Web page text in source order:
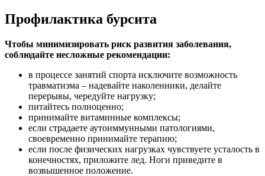
Профилактика бурсита
Чтобы минимизировать риск развития заболевания,
соблюдайте несложные рекомендации:
в процессе занятий спорта исключите возможность
травматизма – надевайте наколенники, делайте
перерывы, чередуйте нагрузку;
питайтесь полноценно;
принимайте витаминные комплексы;
если страдаете аутоиммунными патологиями,
своевременно принимайте терапию;
если после физических нагрузках чувствуете усталость в
конечностях, приложите лед. Ноги приведите в
возвышенное положение.